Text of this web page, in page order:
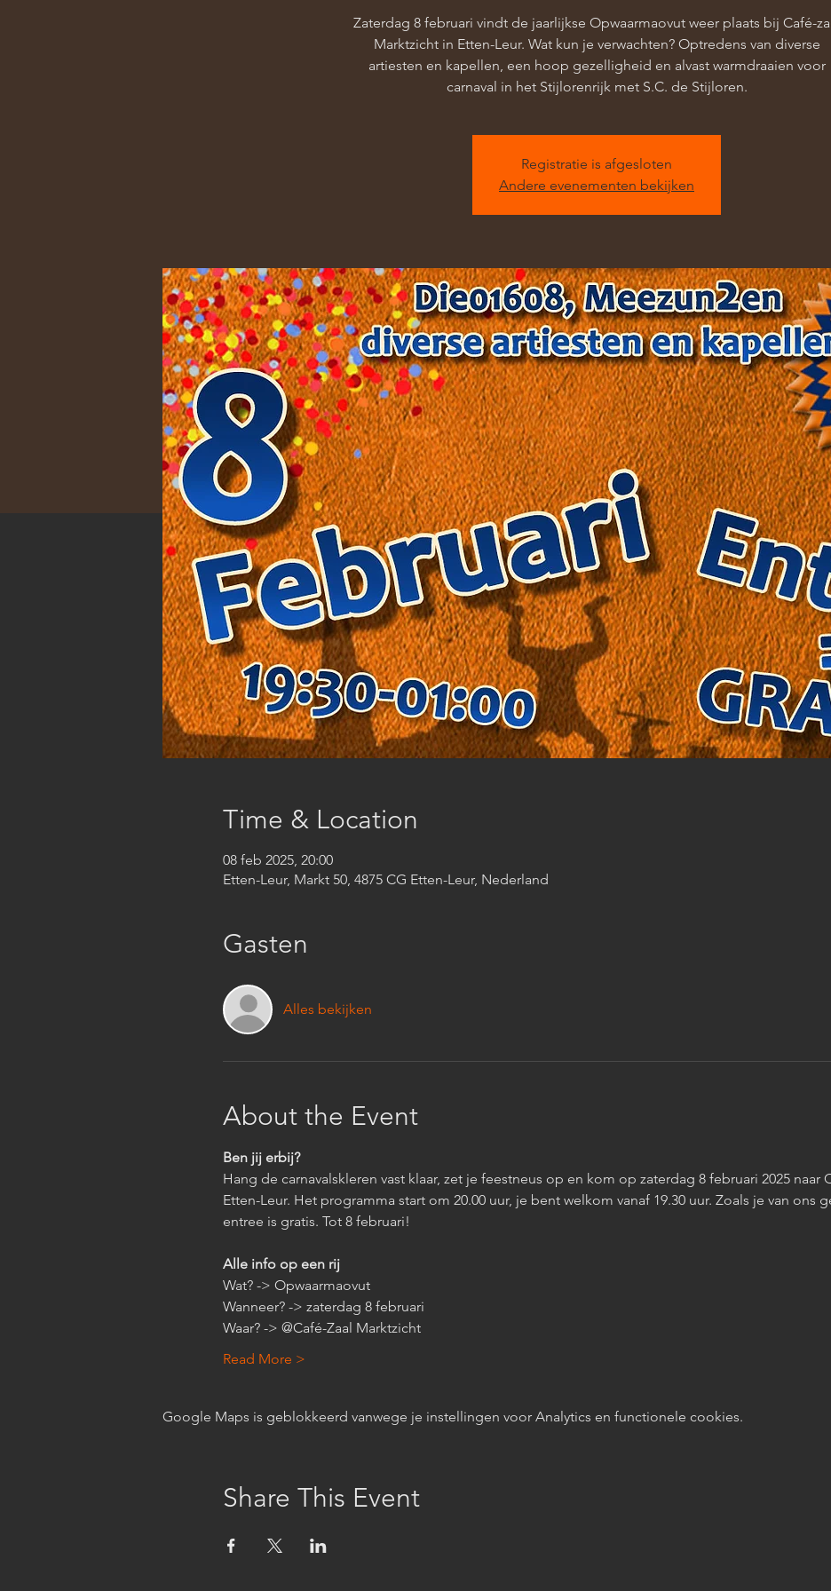
Zaterdag 8 februari vindt de jaarlijkse Opwaarmaovut weer plaats bij Café-
Marktzicht in Etten-Leur. Wat kun je verwachten? Optredens van diverse
artiesten en kapellen, een hoop gezelligheid en alvast warmdraaien voor
carnaval in het Stijlorenrijk met S.C. de Stijloren.
Registratie is afgesloten
Andere evenementen bekijken
Time & Location
08 feb 2025, 20:00
Etten-Leur, Markt 50, 4875 CG Etten-Leur, Nederland
Gasten
Alles bekijken
About the Event
Ben jij erbij?
Hang de carnavalskleren vast klaar, zet je feestneus op en kom op zaterdag 8 februari 2025 naar
Etten-Leur. Het programma start om 20.00 uur, je bent welkom vanaf 19.30 uur. Zoals je van ons
entree is gratis. Tot 8 februari!
Alle info op een rij
Wat? -> Opwaarmaovut
Wanneer? -> zaterdag 8 februari
Waar? -> @Café-Zaal Marktzicht
Read More >
Google Maps is geblokkeerd vanwege je instellingen voor Analytics en functionele cookies.
Share This Event